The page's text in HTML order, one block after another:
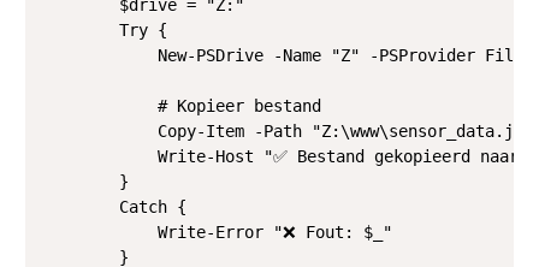
        $drive = "Z:"
        Try {
New-PSDrive -Name "Z" -PSProvider
            # Kopieer bestand
Copy-Item -Path
Write-Host "✅ Bestand gekopieerd naar
        }
        Catch {
            Write-Error "❌ Fout: $_"
        }